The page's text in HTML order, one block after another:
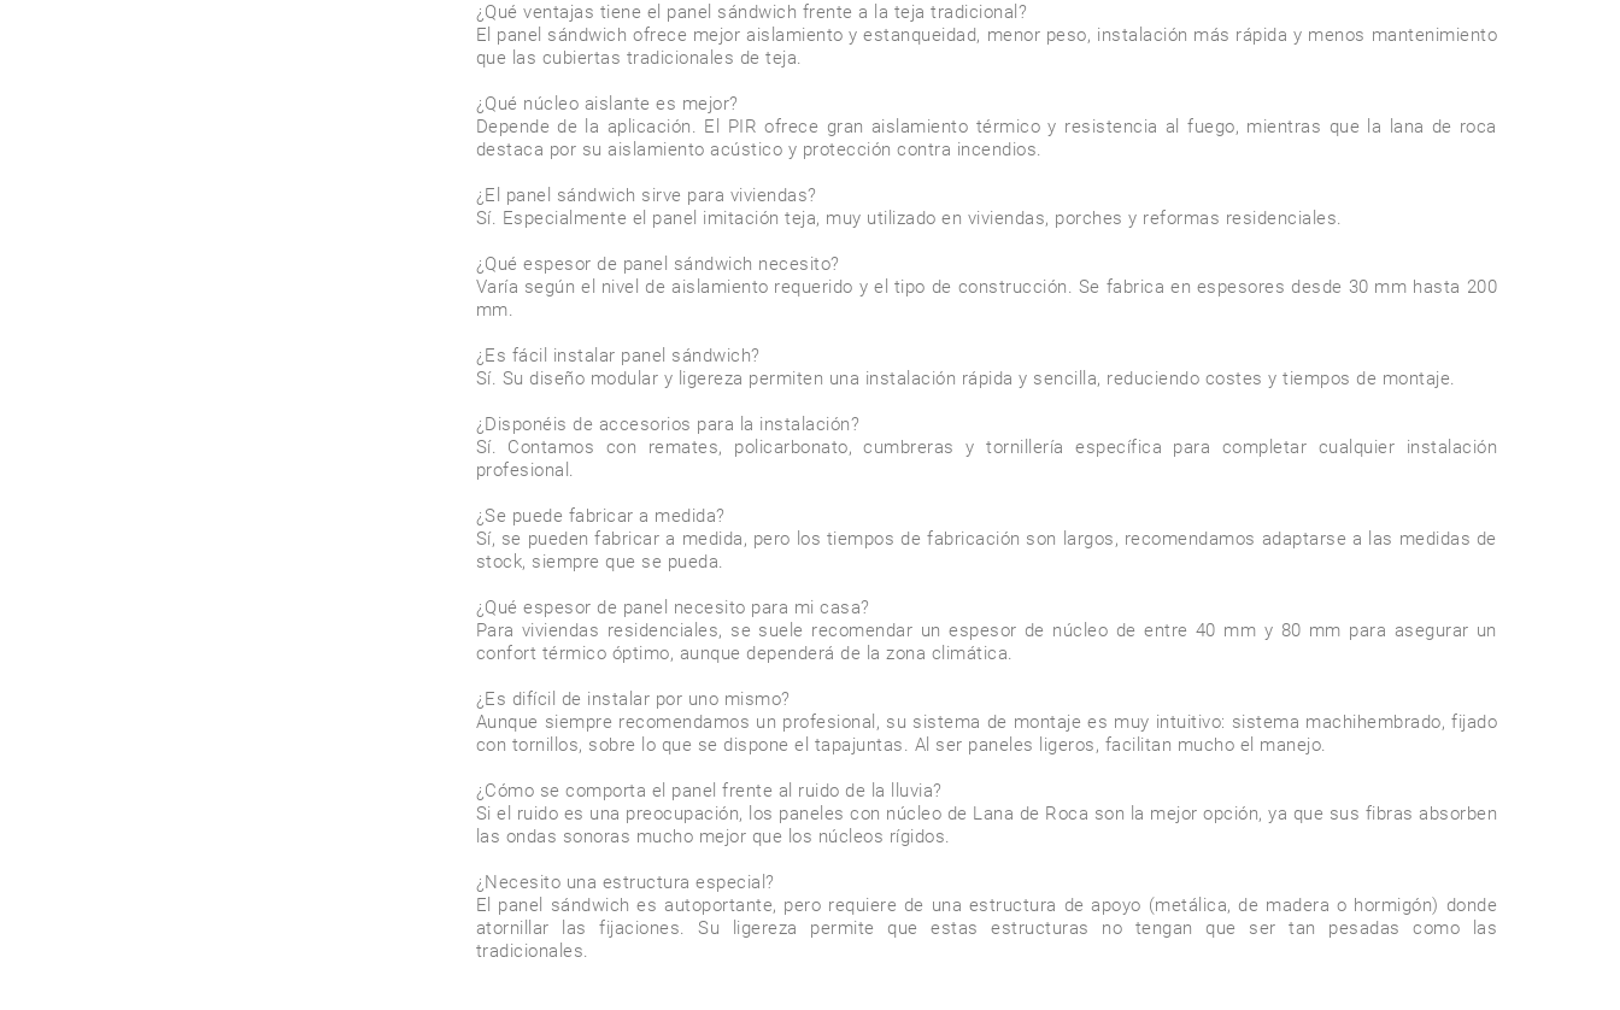
¿Qué ventajas tiene el panel sándwich frente a la teja tradicional?
El panel sándwich ofrece mejor aislamiento y estanqueidad, menor peso, instalación más rápida y menos mantenimiento
que las cubiertas tradicionales de teja.
¿Qué núcleo aislante es mejor?
Depende de la aplicación. El PIR ofrece gran aislamiento térmico y resistencia al fuego, mientras que la lana de roca
destaca por su aislamiento acústico y protección contra incendios.
¿El panel sándwich sirve para viviendas?
Sí. Especialmente el panel imitación teja, muy utilizado en viviendas, porches y reformas residenciales.
¿Qué espesor de panel sándwich necesito?
Varía según el nivel de aislamiento requerido y el tipo de construcción. Se fabrica en espesores desde 30 mm hasta 200
mm.
¿Es fácil instalar panel sándwich?
Sí. Su diseño modular y ligereza permiten una instalación rápida y sencilla, reduciendo costes y tiempos de montaje.
¿Disponéis de accesorios para la instalación?
Sí. Contamos con remates, policarbonato, cumbreras y tornillería específica para completar cualquier instalación
profesional.
¿Se puede fabricar a medida?
Sí, se pueden fabricar a medida, pero los tiempos de fabricación son largos, recomendamos adaptarse a las medidas de
stock, siempre que se pueda.
¿Qué espesor de panel necesito para mi casa?
Para viviendas residenciales, se suele recomendar un espesor de núcleo de entre 40 mm y 80 mm para asegurar un
confort térmico óptimo, aunque dependerá de la zona climática.
¿Es difícil de instalar por uno mismo?
Aunque siempre recomendamos un profesional, su sistema de montaje es muy intuitivo: sistema machihembrado, fijado
con tornillos, sobre lo que se dispone el tapajuntas. Al ser paneles ligeros, facilitan mucho el manejo.
¿Cómo se comporta el panel frente al ruido de la lluvia?
Si el ruido es una preocupación, los paneles con núcleo de Lana de Roca son la mejor opción, ya que sus fibras absorben
las ondas sonoras mucho mejor que los núcleos rígidos.
¿Necesito una estructura especial?
El panel sándwich es autoportante, pero requiere de una estructura de apoyo (metálica, de madera o hormigón) donde
atornillar las fijaciones. Su ligereza permite que estas estructuras no tengan que ser tan pesadas como las